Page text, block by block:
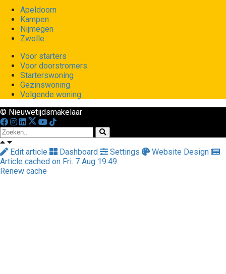
Apeldoorn
Kampen
Nijmegen
Zwolle
Voor starters
Voor doorstromers
Starterswoning
Gezinswoning
Volgende woning
© Nieuwetijdsmakelaar
Edit article Dashboard Settings
Website Design
Article cached on Fri. 7 Aug 19:49
Renew cache